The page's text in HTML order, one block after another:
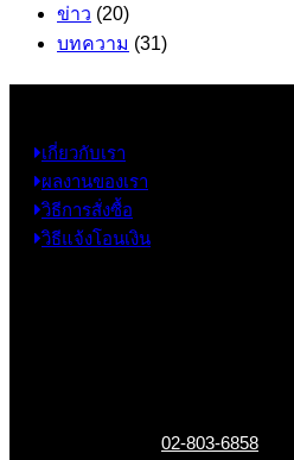
ข่าว (20)
บทความ (31)
เกี่ยวกับเรา
ผลงานของเรา
วิธีการสั่งซื้อ
วิธีแจ้งโอนเงิน
02-803-6858